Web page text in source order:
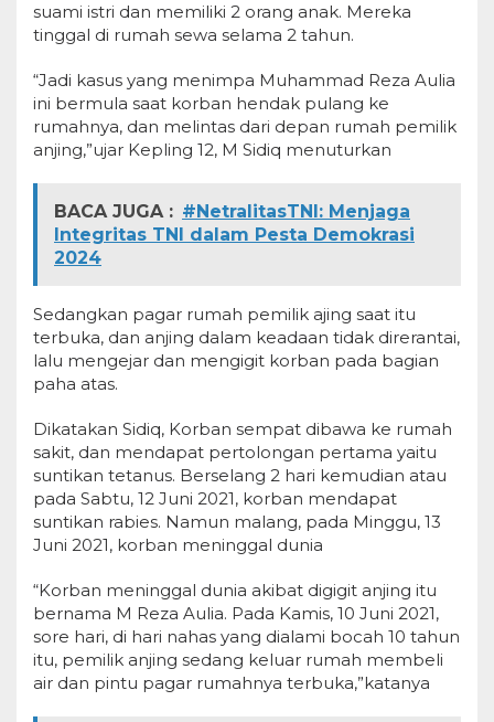
suami istri dan memiliki 2 orang anak. Mereka
tinggal di rumah sewa selama 2 tahun.
“Jadi kasus yang menimpa Muhammad Reza Aulia
ini bermula saat korban hendak pulang ke
rumahnya, dan melintas dari depan rumah pemilik
anjing,”ujar Kepling 12, M Sidiq menuturkan
BACA JUGA : #NetralitasTNI: Menjaga
Integritas TNI dalam Pesta Demokrasi
2024
Sedangkan pagar rumah pemilik ajing saat itu
terbuka, dan anjing dalam keadaan tidak direrantai,
lalu mengejar dan mengigit korban pada bagian
paha atas.
Dikatakan Sidiq, Korban sempat dibawa ke rumah
sakit, dan mendapat pertolongan pertama yaitu
suntikan tetanus. Berselang 2 hari kemudian atau
pada Sabtu, 12 Juni 2021, korban mendapat
suntikan rabies. Namun malang, pada Minggu, 13
Juni 2021, korban meninggal dunia
“Korban meninggal dunia akibat digigit anjing itu
bernama M Reza Aulia. Pada Kamis, 10 Juni 2021,
sore hari, di hari nahas yang dialami bocah 10 tahun
itu, pemilik anjing sedang keluar rumah membeli
air dan pintu pagar rumahnya terbuka,”katanya